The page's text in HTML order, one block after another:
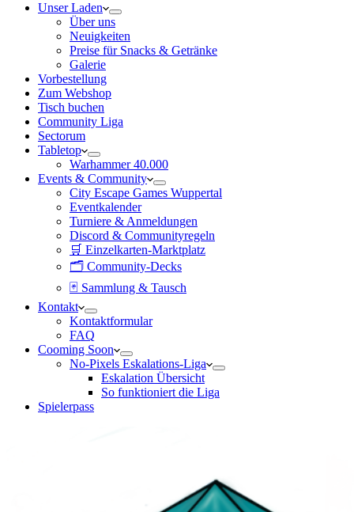
Unser Laden
Über uns
Neuigkeiten
Preise für Snacks & Getränke
Galerie
Vorbestellung
Zum Webshop
Tisch buchen
Community Liga
Sectorum
Tabletop
Warhammer 40.000
Events & Community
City Escape Games Wuppertal
Eventkalender
Turniere & Anmeldungen
Discord & Communityregeln
🛒 Einzelkarten-Marktplatz
🗂 Community-Decks
🃏 Sammlung & Tausch
Kontakt
Kontaktformular
FAQ
Cooming Soon
No-Pixels Eskalations-Liga
Eskalation Übersicht
So funktioniert die Liga
Spielerpass